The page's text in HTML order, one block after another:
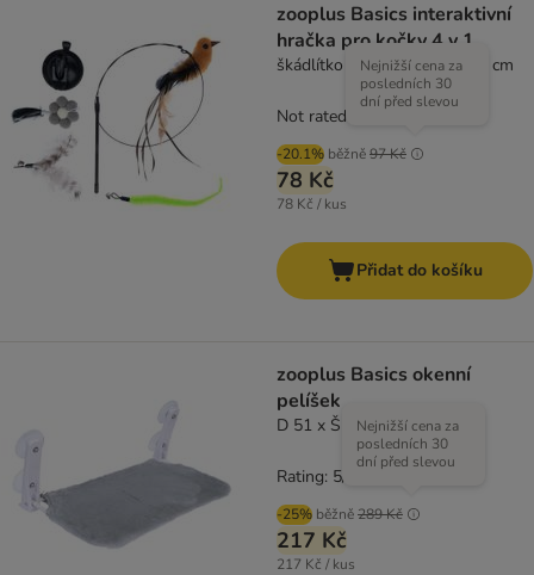
zooplus Basics interaktivní
hračka pro kočky 4 v 1
škádlítko 95 cm, 4 hračky 15 cm
-20.1% běžně97 Kč
Nejnižší cena za
posledních 30
dní před slevou
78 Kč
78 Kč / kus
Not rated
Přidat do košíku
zooplus Basics okenní
pelíšek
D 51 x Š 31 cm
-25% běžně289 Kč
Nejnižší cena za
posledních 30
dní před slevou
217 Kč
217 Kč / kus
Rating: 5/5